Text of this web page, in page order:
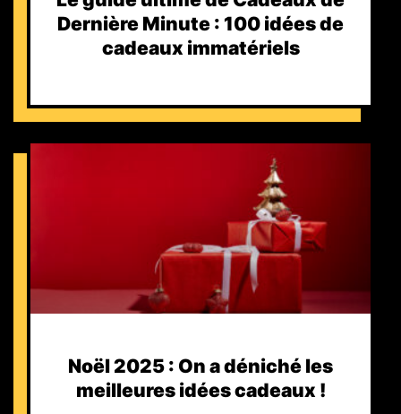
Dernière Minute : 100 idées de
cadeaux immatériels
Noël 2025 : On a déniché les
meilleures idées cadeaux !